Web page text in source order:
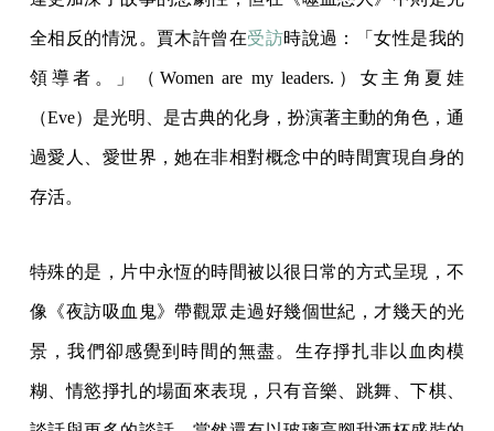
全相反的情況。賈木許曾在受訪時說過：「女性是我的
領導者。」（Women are my leaders.）女主角夏娃
（Eve）是光明、是古典的化身，扮演著主動的角色，通
過愛人、愛世界，她在非相對概念中的時間實現自身的
存活。
特殊的是，片中永恆的時間被以很日常的方式呈現，不
像《夜訪吸血鬼》帶觀眾走過好幾個世紀，才幾天的光
景，我們卻感覺到時間的無盡。生存掙扎非以血肉模
糊、情慾掙扎的場面來表現，只有音樂、跳舞、下棋、